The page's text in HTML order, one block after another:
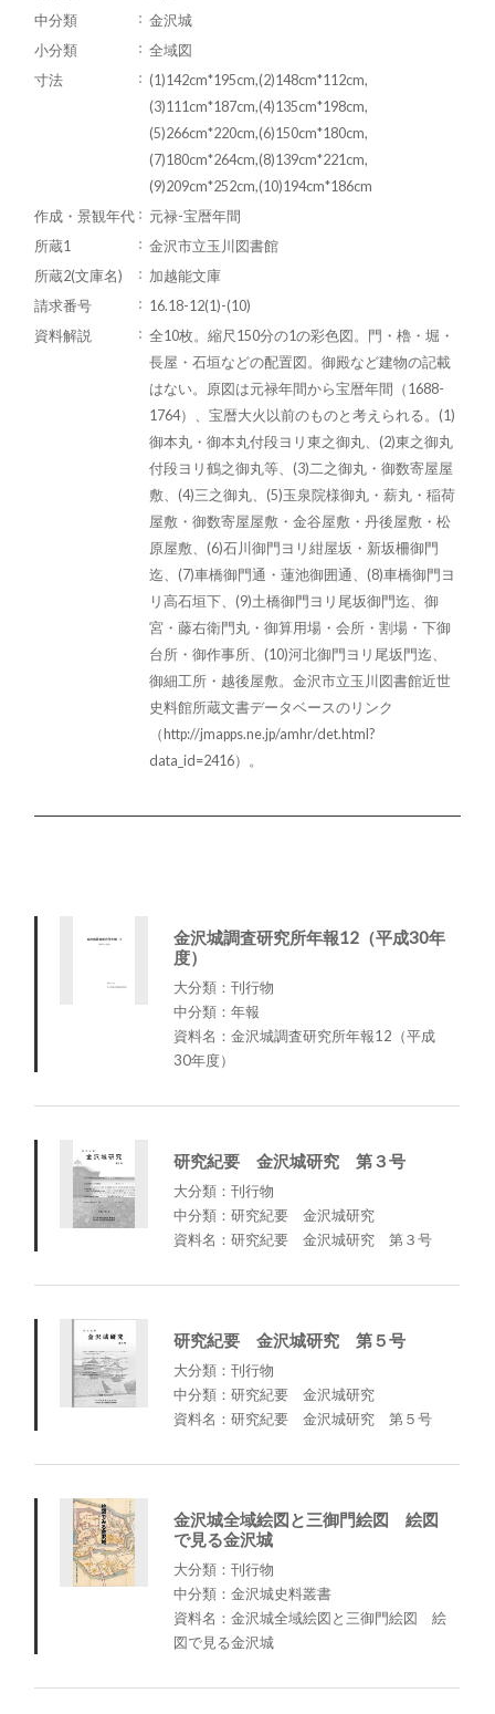
中分類
金沢城
小分類
全域図
寸法
(1)142cm*195cm,(2)148cm*112cm,
(3)111cm*187cm,(4)135cm*198cm,
(5)266cm*220cm,(6)150cm*180cm,
(7)180cm*264cm,(8)139cm*221cm,
(9)209cm*252cm,(10)194cm*186cm
作成・景観年代
元禄-宝暦年間
所蔵1
金沢市立玉川図書館
所蔵2(文庫名)
加越能文庫
請求番号
16.18-12(1)-(10)
資料解説
全10枚。縮尺150分の1の彩色図。門・櫓・堀・
長屋・石垣などの配置図。御殿など建物の記載
はない。原図は元禄年間から宝暦年間（1688-
1764）、宝暦大火以前のものと考えられる。(1)
御本丸・御本丸付段ヨリ東之御丸、(2)東之御丸
付段ヨリ鶴之御丸等、(3)二之御丸・御数寄屋屋
敷、(4)三之御丸、(5)玉泉院様御丸・薪丸・稲荷
屋敷・御数寄屋屋敷・金谷屋敷・丹後屋敷・松
原屋敷、(6)石川御門ヨリ紺屋坂・新坂柵御門
迄、(7)車橋御門通・蓮池御囲通、(8)車橋御門ヨ
リ高石垣下、(9)土橋御門ヨリ尾坂御門迄、御
宮・藤右衛門丸・御算用場・会所・割場・下御
台所・御作事所、(10)河北御門ヨリ尾坂門迄、
御細工所・越後屋敷。金沢市立玉川図書館近世
史料館所蔵文書データベースのリンク
（http://jmapps.ne.jp/amhr/det.html?
data_id=2416）。
金沢城調査研究所年報12（平成30年
度）
大分類：刊行物
中分類：年報
資料名：金沢城調査研究所年報12（平成
30年度）
研究紀要 金沢城研究 第３号
大分類：刊行物
中分類：研究紀要 金沢城研究
資料名：研究紀要 金沢城研究 第３号
研究紀要 金沢城研究 第５号
大分類：刊行物
中分類：研究紀要 金沢城研究
資料名：研究紀要 金沢城研究 第５号
金沢城全域絵図と三御門絵図 絵図
で見る金沢城
大分類：刊行物
中分類：金沢城史料叢書
資料名：金沢城全域絵図と三御門絵図 絵
図で見る金沢城